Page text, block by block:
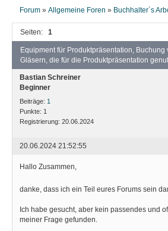
Forum »Allgemeine Foren » Buchhalter´s
Seiten: 1
Equipment für Produktpräsentation, Buchung
Gläsern, die für die Produktpräsentation
Bastian Schreiner
Beginner
Beiträge: 1
Punkte: 1
Registrierung: 20.06.2024
20.06.2024 21:52:55
Hallo Zusammen,
danke, dass ich ein Teil eures Forums sein
Ich habe gesucht, aber kein passendes und
meiner Frage gefunden.